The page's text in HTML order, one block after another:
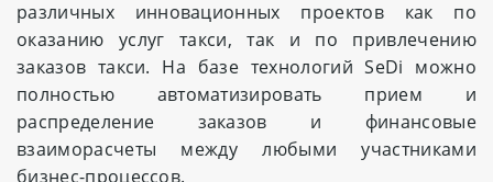
различных инновационных проектов как по
оказанию услуг такси, так и по привлечению
заказов такси. На базе технологий SeDi можно
полностью автоматизировать прием и
распределение заказов и финансовые
взаиморасчеты между любыми участниками
бизнес-процессов.